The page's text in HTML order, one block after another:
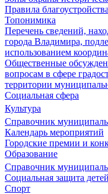
Правила благоустройства
Топонимика
Перечень сведений,
города Владимира,
использованием
Общественные
вопросам в сфере
территории
Социальная сфера
Культура
Справочник
Календарь мероприятий
Городские премии и
Образование
Справочник
Социальная защита детей
Спорт